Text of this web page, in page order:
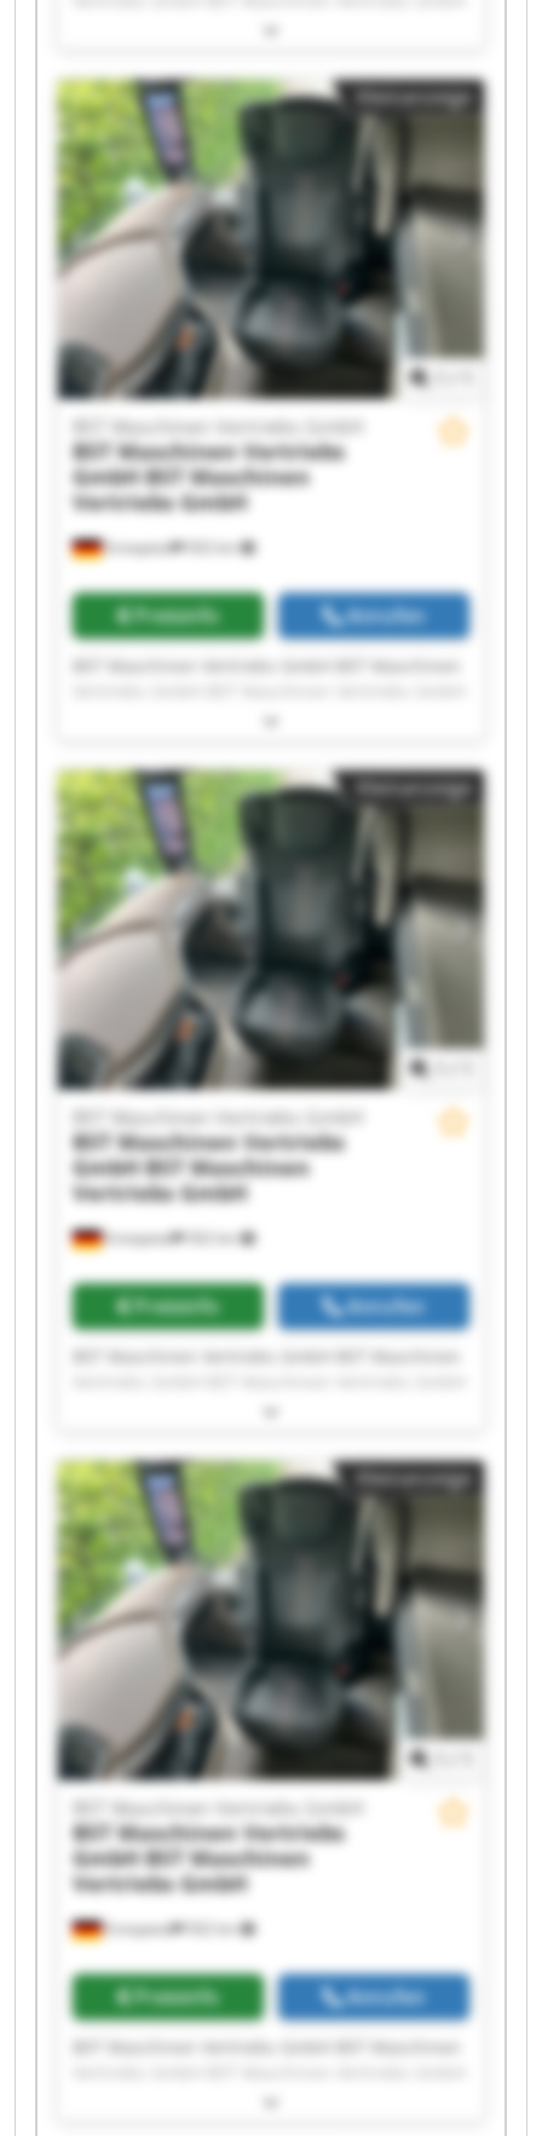
BST Maschinen Vertriebs GmbH BST Maschinen
BST Maschinen Vertriebs GmbH BST Maschinen
Vertriebs GmbH BST Maschinen Vertriebs GmbH
BST Maschinen Vertriebs GmbH BST Maschinen
Vertriebs GmbH BST Maschinen Vertriebs GmbH
BST Maschinen Vertriebs GmbH BST Maschinen
Vertriebs GmbH BST Maschinen Vertriebs GmbH
BST Maschinen Vertriebs GmbH BST Maschinen
Vertriebs GmbH BST Maschinen Vertriebs GmbH
BST Maschinen Vertriebs GmbH BST Maschinen
Vertriebs GmbH
Kleinanzeige
Ennepetal 502 km
BST Maschinen Vertriebs GmbH
BST Maschinen Vertriebs
GmbHBST Maschinen
Vertriebs GmbH
Preisinfo Anrufen
BST Maschinen Vertriebs GmbH BST Maschinen
BST Maschinen Vertriebs GmbH BST Maschinen
Vertriebs GmbH BST Maschinen Vertriebs GmbH
BST Maschinen Vertriebs GmbH BST Maschinen
Vertriebs GmbH BST Maschinen Vertriebs GmbH
BST Maschinen Vertriebs GmbH BST Maschinen
Vertriebs GmbH BST Maschinen Vertriebs GmbH
BST Maschinen Vertriebs GmbH BST Maschinen
Vertriebs GmbH BST Maschinen Vertriebs GmbH
BST Maschinen Vertriebs GmbH BST Maschinen
Vertriebs GmbH
Kleinanzeige
Ennepetal 502 km
BST Maschinen Vertriebs GmbH
BST Maschinen Vertriebs
GmbHBST Maschinen
Vertriebs GmbH
Preisinfo Anrufen
BST Maschinen Vertriebs GmbH BST Maschinen
BST Maschinen Vertriebs GmbH BST Maschinen
Vertriebs GmbH BST Maschinen Vertriebs GmbH
BST Maschinen Vertriebs GmbH BST Maschinen
Vertriebs GmbH BST Maschinen Vertriebs GmbH
BST Maschinen Vertriebs GmbH BST Maschinen
Vertriebs GmbH BST Maschinen Vertriebs GmbH
BST Maschinen Vertriebs GmbH BST Maschinen
Vertriebs GmbH BST Maschinen Vertriebs GmbH
BST Maschinen Vertriebs GmbH BST Maschinen
Vertriebs GmbH
Kleinanzeige
Ennepetal 502 km
BST Maschinen Vertriebs GmbH
BST Maschinen Vertriebs
GmbHBST Maschinen
Vertriebs GmbH
Preisinfo Anrufen
BST Maschinen Vertriebs GmbH BST Maschinen